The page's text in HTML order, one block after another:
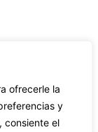
ofrecerle la
y
consiente el